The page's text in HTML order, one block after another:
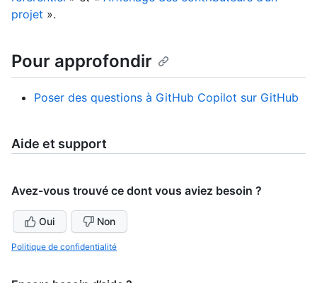
projet ».
Pour approfondir
Poser des questions à GitHub Copilot sur GitHub
Aide et support
Avez-vous trouvé ce dont vous aviez besoin ?
Oui Non
Politique de confidentialité